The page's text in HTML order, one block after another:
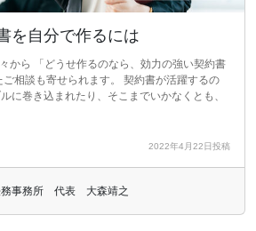
を自分で作るには
から 「どうせ作るのなら、効力の強い契約書
相談も寄せられます。 契約書が活躍するの
に巻き込まれたり、そこまでいかなくとも、
2022年4月22日投稿
務事務所 代表 大森靖之